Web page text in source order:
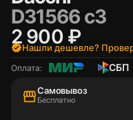
D31566 c3
2 900 ₽
verifiedНашли дешевле?
Оплата: СБП
storefrontСамовывоз
Бесплатно